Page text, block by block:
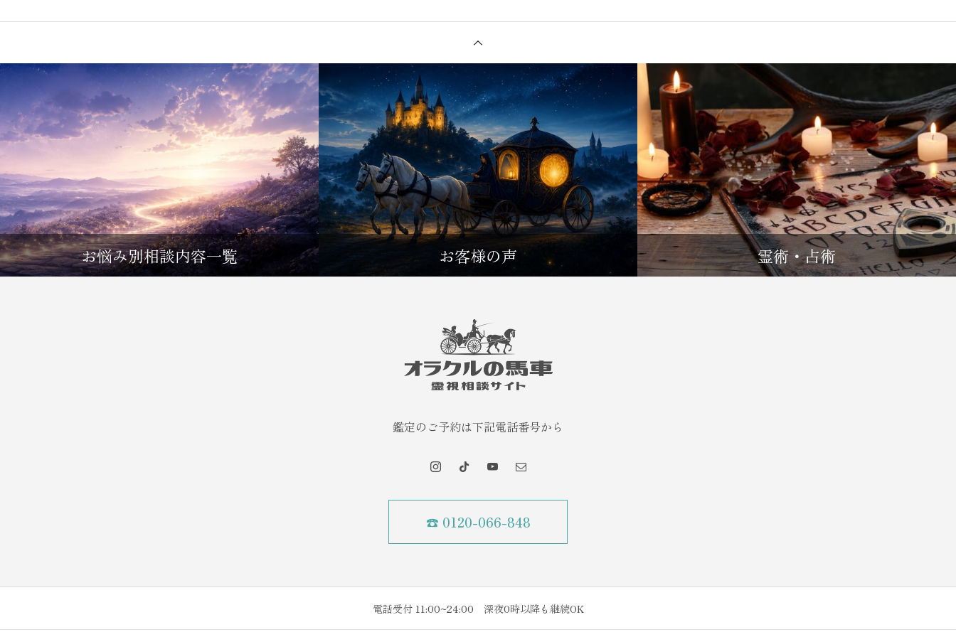
お悩み別相談内容一覧 お客様の声 霊術・占術
鑑定のご予約は下記電話番号から
☎ 0120-066-848
電話受付 11:00~24:00 深夜0時以降も継続OK